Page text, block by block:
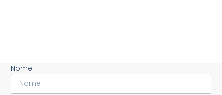
Nome